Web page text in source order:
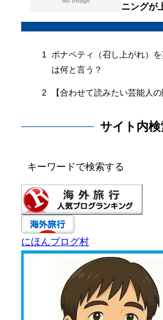
ニングが
1
ボナペティ（召し上がれ）
は何と言う？
2 【合わせて読みたい芸能人の
サイト内検
にほんブログ村